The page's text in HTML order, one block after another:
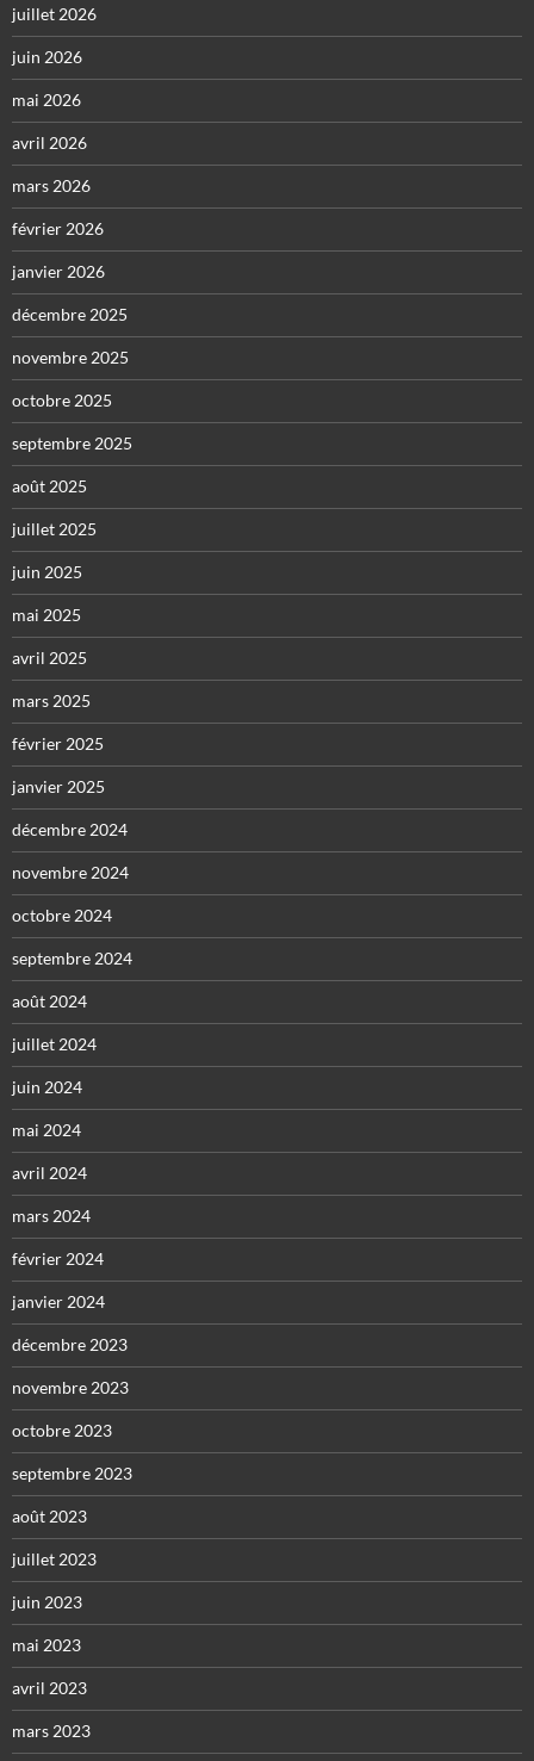
juillet 2026
juin 2026
mai 2026
avril 2026
mars 2026
février 2026
janvier 2026
décembre 2025
novembre 2025
octobre 2025
septembre 2025
août 2025
juillet 2025
juin 2025
mai 2025
avril 2025
mars 2025
février 2025
janvier 2025
décembre 2024
novembre 2024
octobre 2024
septembre 2024
août 2024
juillet 2024
juin 2024
mai 2024
avril 2024
mars 2024
février 2024
janvier 2024
décembre 2023
novembre 2023
octobre 2023
septembre 2023
août 2023
juillet 2023
juin 2023
mai 2023
avril 2023
mars 2023